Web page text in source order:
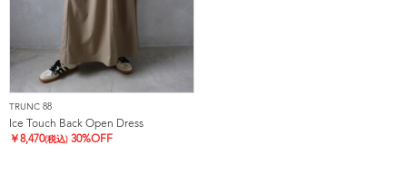
TRUNC 88
Ice Touch Back Open Dress
￥8,470(税込) 30%OFF